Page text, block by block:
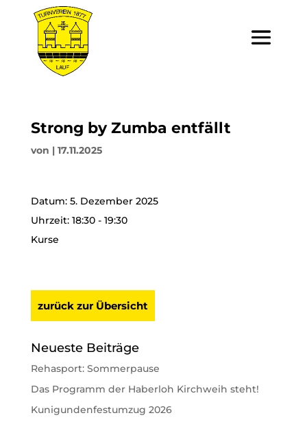
Strong by Zumba entfällt
von | 17.11.2025
Datum: 5. Dezember 2025
Uhrzeit: 18:30 - 19:30
Kurse
zurück zur Übersicht
Neueste Beiträge
Rehasport: Sommerpause
Das Programm der Haberloh Kirchweih steht!
Kunigundenfestumzug 2026